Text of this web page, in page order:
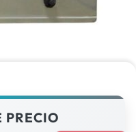
PRECIO